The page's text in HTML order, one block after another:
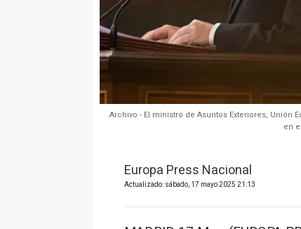
Archivo - El ministro de Asuntos Exteriores,
en
Europa Press Nacional
Actualizado: sábado, 17 mayo 2025 21:13